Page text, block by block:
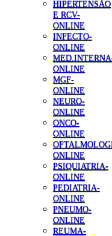
HIPERTENSÃO
E RCV-
ONLINE
INFECTO-
ONLINE
ONLINE
MGF-
ONLINE
NEURO-
ONLINE
ONCO-
ONLINE
ONLINE
PSIQUIATRIA-
ONLINE
PEDIATRIA-
ONLINE
PNEUMO-
ONLINE
REUMA-